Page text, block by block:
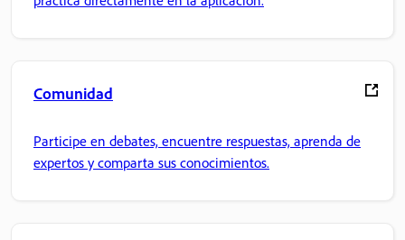
Comunidad
Participe en debates, encuentre respuestas, aprenda de
expertos y comparta sus conocimientos.